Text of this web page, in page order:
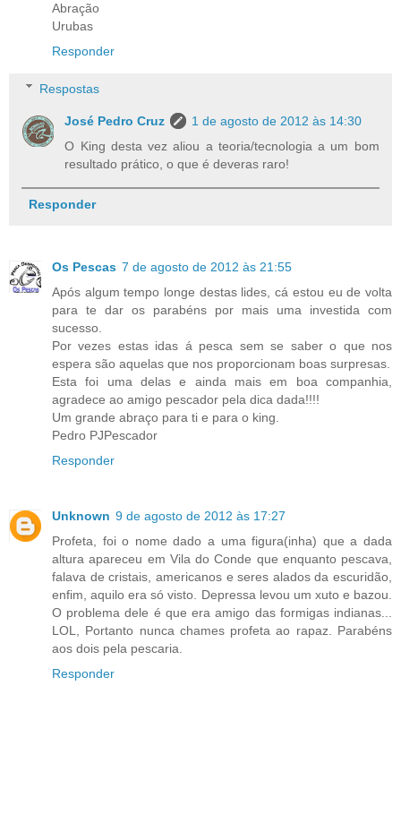
Abração
Urubas
Responder
Respostas
José Pedro Cruz
1 de agosto de 2012 às 14:30
O King desta vez aliou a teoria/tecnologia a um bom
resultado prático, o que é deveras raro!
Responder
Os Pescas 7 de agosto de 2012 às 21:55
Após algum tempo longe destas lides, cá estou eu de volta
para te dar os parabéns por mais uma investida com
sucesso.
Por vezes estas idas á pesca sem se saber o que nos
espera são aquelas que nos proporcionam boas surpresas.
Esta foi uma delas e ainda mais em boa companhia,
agradece ao amigo pescador pela dica dada!!!!
Um grande abraço para ti e para o king.
Pedro PJPescador
Responder
Unknown 9 de agosto de 2012 às 17:27
Profeta, foi o nome dado a uma figura(inha) que a dada
altura apareceu em Vila do Conde que enquanto pescava,
falava de cristais, americanos e seres alados da escuridão,
enfim, aquilo era só visto. Depressa levou um xuto e bazou.
O problema dele é que era amigo das formigas indianas...
LOL, Portanto nunca chames profeta ao rapaz. Parabéns
aos dois pela pescaria.
Responder